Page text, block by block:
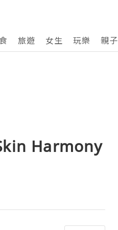
旅遊 女生 玩樂 親子
Harmony